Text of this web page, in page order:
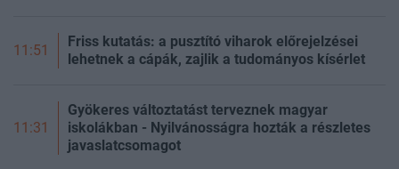
11:51
Friss kutatás: a pusztító viharok előrejelzései
lehetnek a cápák, zajlik a tudományos kísérlet
11:31
Gyökeres változtatást terveznek magyar
iskolákban - Nyilvánosságra hozták a részletes
javaslatcsomagot